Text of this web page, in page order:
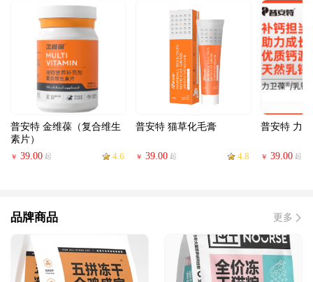
普安特 金维葆（复合维生
素片）
￥ 39.00 起 4.6
普安特 猫草化毛膏
￥ 39.00 起 4.8
普安特 力
￥ 39.00 起
品牌商品 更多